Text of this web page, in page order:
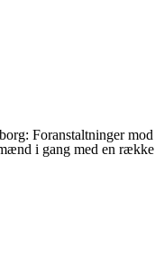
Foranstaltninger
i gang med en